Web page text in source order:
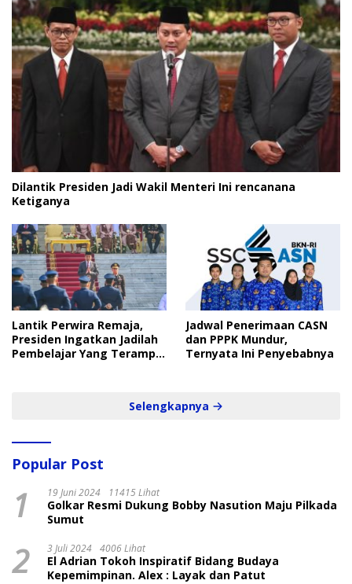
Dilantik Presiden Jadi Wakil Menteri Ini rencanana
Ketiganya
Lantik Perwira Remaja,
Presiden Ingatkan Jadilah
Pembelajar Yang Terampil
Jadwal Penerimaan CASN
dan PPPK Mundur,
Ternyata Ini Penyebabnya
Selengkapnya
Popular Post
1 19 Juni 2024 11415 Lihat
Golkar Resmi Dukung Bobby Nasution Maju Pilkada
Sumut
2 3 Juli 2024 4006 Lihat
El Adrian Tokoh Inspiratif Bidang Budaya
Kepemimpinan. Alex : Layak dan Patut